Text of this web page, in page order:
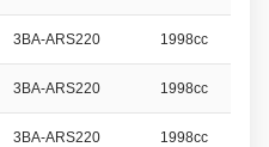
3BA-ARS220 1998cc
3BA-ARS220 1998cc
3BA-ARS220 1998cc